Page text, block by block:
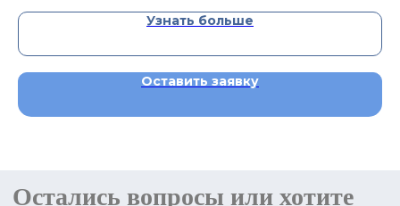
Узнать больше
Оставить заявку